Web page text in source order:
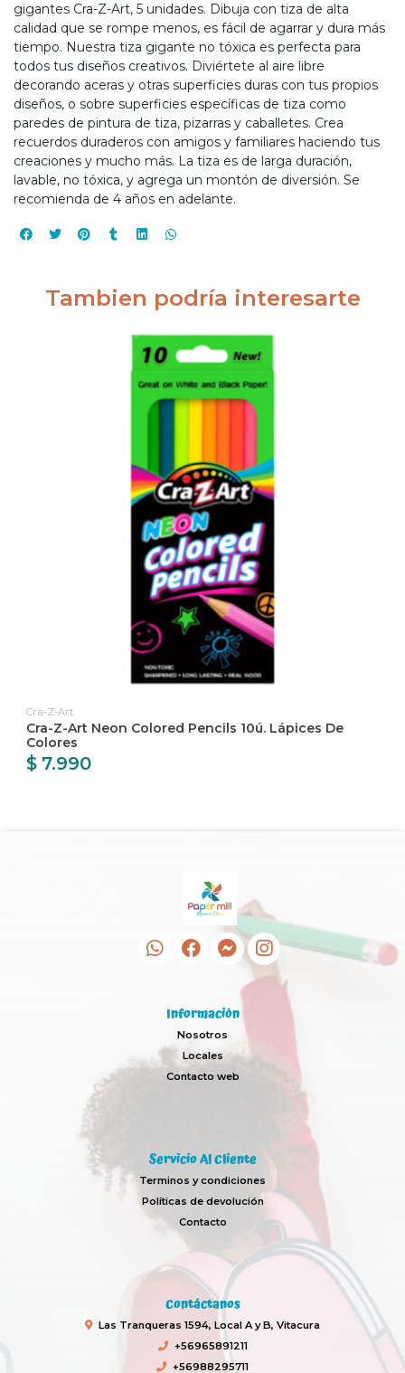
gigantes Cra-Z-Art, 5 unidades. Dibuja con tiza de alta
calidad que se rompe menos, es fácil de agarrar y dura más
tiempo. Nuestra tiza gigante no tóxica es perfecta para
todos tus diseños creativos. Diviértete al aire libre
decorando aceras y otras superficies duras con tus propios
diseños, o sobre superficies específicas de tiza como
paredes de pintura de tiza, pizarras y caballetes. Crea
recuerdos duraderos con amigos y familiares haciendo tus
creaciones y mucho más. La tiza es de larga duración,
lavable, no tóxica, y agrega un montón de diversión. Se
recomienda de 4 años en adelante.
Tambien podría interesarte
Cra-Z-Art
Cra-Z-Art Neon Colored Pencils 10ú. Lápices De
Colores
$ 7.990
Información
Nosotros
Locales
Contacto web
Servicio Al Cliente
Terminos y condiciones
Políticas de devolución
Contacto
Contáctanos
Las Tranqueras 1594, Local A y B, Vitacura
+56965891211
+56988295711